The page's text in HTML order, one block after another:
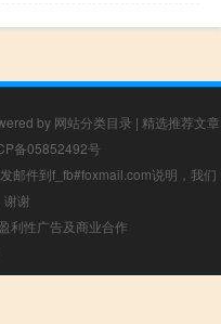
by 网站分类目录 | 精选推荐文章
备05852492号
邮件到f_fb#foxmail.com说明，我们
谢谢
利性广告及商业合作